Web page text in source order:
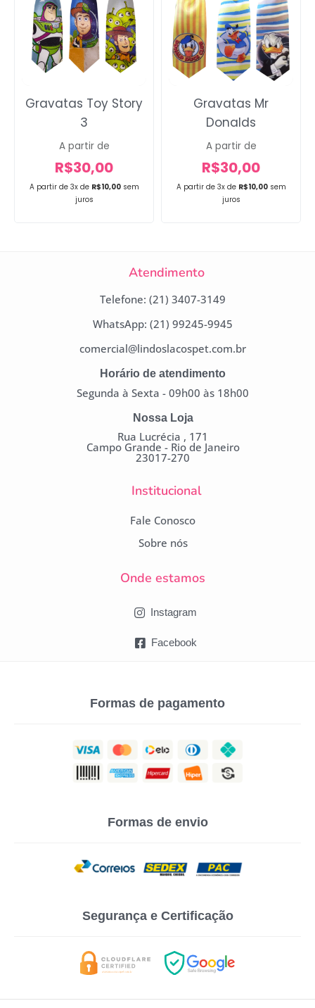
A partir de 3x de R$10,00 sem
juros
Gravatas Toy Story
3
A partir de
R$30,00
A partir de 3x de R$10,00 sem
juros
Gravatas Mr
Donalds
A partir de
R$30,00
Atendimento
Telefone: (21) 3407-3149
WhatsApp: (21) 99245-9945
comercial@lindoslacospet.com.br
Horário de atendimento
Segunda à Sexta - 09h00 às 18h00
Nossa Loja
Rua Lucrécia , 171
Campo Grande - Rio de Janeiro
23017-270
Institucional
Fale Conosco
Sobre nós
Onde estamos
Instagram
Facebook
Formas de pagamento
Formas de envio
Segurança e Certificação